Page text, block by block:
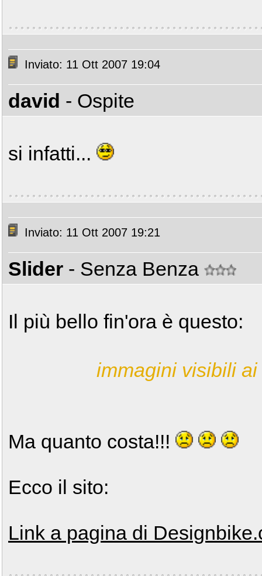
Inviato: 11 Ott 2007 19:04
david - Ospite
si infatti...
Inviato: 11 Ott 2007 19:21
Slider - Senza Benza
Il più bello fin'ora è questo:
immagini visibili
Ma quanto costa!!!
Ecco il sito:
Link a pagina di